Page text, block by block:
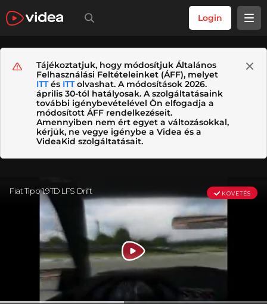
Login
Tájékoztatjuk, hogy módosítjuk Általános
Felhasználási Feltételeinket (ÁFF), melyet
ITTés ITTolvashat. A módosítások 2026.
április 30-tól hatályosak. A szolgáltatásaink
további igénybevételével Ön elfogadja a
módosított ÁFF rendelkezéseit.
Amennyiben nem ért egyet a változásokkal,
kérjük, ne vegye igénybe a Videa és a
VideaKid szolgáltatásait.